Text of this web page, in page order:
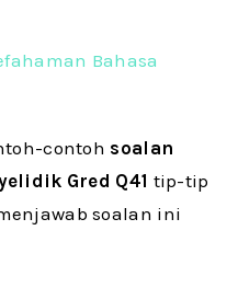
Bahasa
contoh soalan
Gred Q41 tip-tip
soalan ini